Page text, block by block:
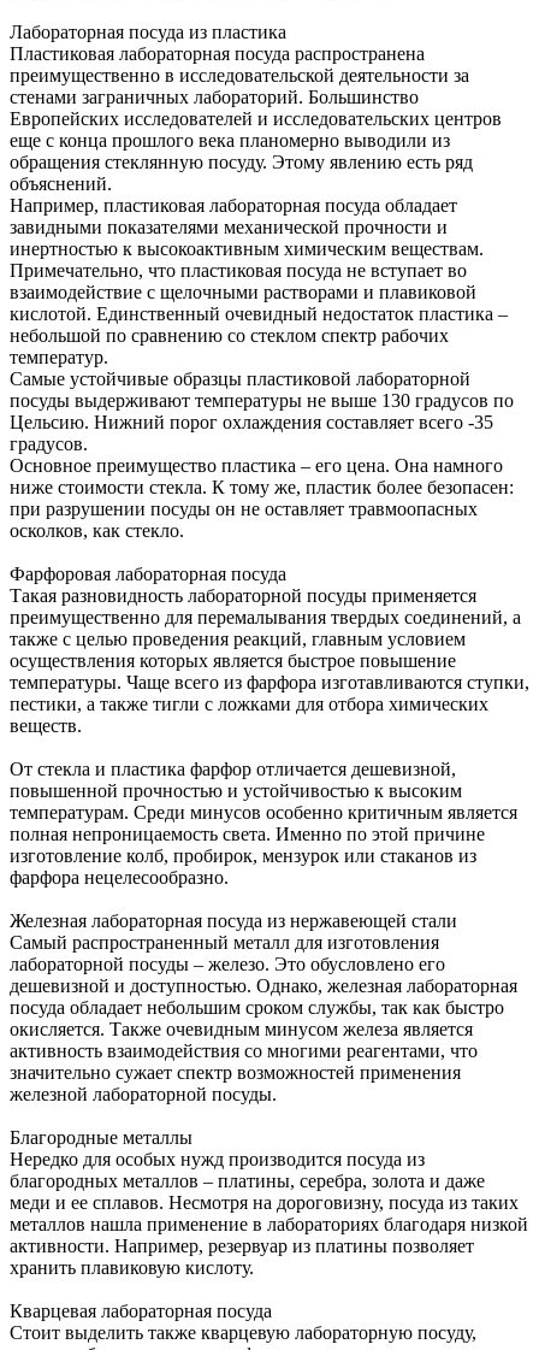
Лабораторная посуда из пластика
Пластиковая лабораторная посуда распространена
преимущественно в исследовательской деятельности за
стенами заграничных лабораторий. Большинство
Европейских исследователей и исследовательских центров
еще с конца прошлого века планомерно выводили из
обращения стеклянную посуду. Этому явлению есть ряд
объяснений.
Например, пластиковая лабораторная посуда обладает
завидными показателями механической прочности и
инертностью к высокоактивным химическим веществам.
Примечательно, что пластиковая посуда не вступает во
взаимодействие с щелочными растворами и плавиковой
кислотой. Единственный очевидный недостаток пластика –
небольшой по сравнению со стеклом спектр рабочих
температур.
Самые устойчивые образцы пластиковой лабораторной
посуды выдерживают температуры не выше 130 градусов по
Цельсию. Нижний порог охлаждения составляет всего -35
градусов.
Основное преимущество пластика – его цена. Она намного
ниже стоимости стекла. К тому же, пластик более безопасен:
при разрушении посуды он не оставляет травмоопасных
осколков, как стекло.
Фарфоровая лабораторная посуда
Такая разновидность лабораторной посуды применяется
преимущественно для перемалывания твердых соединений, а
также с целью проведения реакций, главным условием
осуществления которых является быстрое повышение
температуры. Чаще всего из фарфора изготавливаются ступки,
пестики, а также тигли с ложками для отбора химических
веществ.
От стекла и пластика фарфор отличается дешевизной,
повышенной прочностью и устойчивостью к высоким
температурам. Среди минусов особенно критичным является
полная непроницаемость света. Именно по этой причине
изготовление колб, пробирок, мензурок или стаканов из
фарфора нецелесообразно.
Железная лабораторная посуда из нержавеющей стали
Самый распространенный металл для изготовления
лабораторной посуды – железо. Это обусловлено его
дешевизной и доступностью. Однако, железная лабораторная
посуда обладает небольшим сроком службы, так как быстро
окисляется. Также очевидным минусом железа является
активность взаимодействия со многими реагентами, что
значительно сужает спектр возможностей применения
железной лабораторной посуды.
Благородные металлы
Нередко для особых нужд производится посуда из
благородных металлов – платины, серебра, золота и даже
меди и ее сплавов. Несмотря на дороговизну, посуда из таких
металлов нашла применение в лабораториях благодаря низкой
активности. Например, резервуар из платины позволяет
хранить плавиковую кислоту.
Кварцевая лабораторная посуда
Стоит выделить также кварцевую лабораторную посуду,